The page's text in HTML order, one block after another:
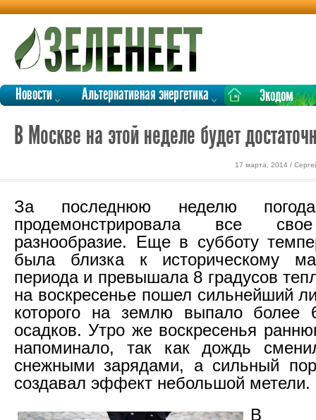
Новости Альтернативная энергетика Экодом
В Москве на этой неделе будет
17 марта, 2014 /
За последнюю неделю
продемонстрировала все
разнообразие. Еще в субботу
была близка к историческому
периода и превышала 8 градусов
на воскресенье пошел сильнейший
которого на землю выпало более
осадков. Утро же воскресенья
напоминало, так как дождь
снежными зарядами, а сильный
создавал эффект небольшой метели.
В